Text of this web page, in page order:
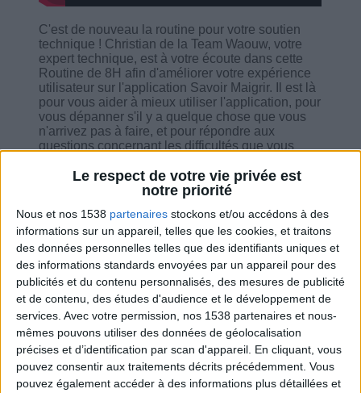
Le respect de votre vie privée est
notre priorité
Nous et nos 1538 partenaires stockons et/ou accédons à des
informations sur un appareil, telles que les cookies, et traitons
des données personnelles telles que des identifiants uniques et
des informations standards envoyées par un appareil pour des
publicités et du contenu personnalisés, des mesures de publicité
et de contenu, des études d'audience et le développement de
services. Avec votre permission, nos 1538 partenaires et nous-
mêmes pouvons utiliser des données de géolocalisation
précises et d’identification par scan d'appareil. En cliquant, vous
pouvez consentir aux traitements décrits précédemment. Vous
pouvez également accéder à des informations plus détaillées et
C'est de nouveau la routine pour votre soutien
technique ! Christian de la Team Waouw, votre
expert technique, est à votre écoute dans cette
Routine de 8H afin d'améliorer votre expérience
utilisateur sur l'application Savoir Maigrir. Il est là
pour vous aider à mieux utiliser l'application, pour
vous dépanner s'il y a quelque chose que vous
n'arrivez pas à faire, et pour répondre aux
questions concernant les difficultés que vous
Combien de kilos souhaitez-vous perdre ?
Moins de
5 kilos
De 5 à 10
kilos
Plus de
10 kilos
Service-client & Motivation Voir tout